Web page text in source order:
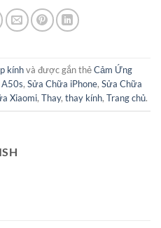
kínhvà được gắn thẻCảm Ứng
A50s, Sửa Chữa iPhone, Sửa Chữa
Xiaomi, Thay, thay kính, Trang chủ.